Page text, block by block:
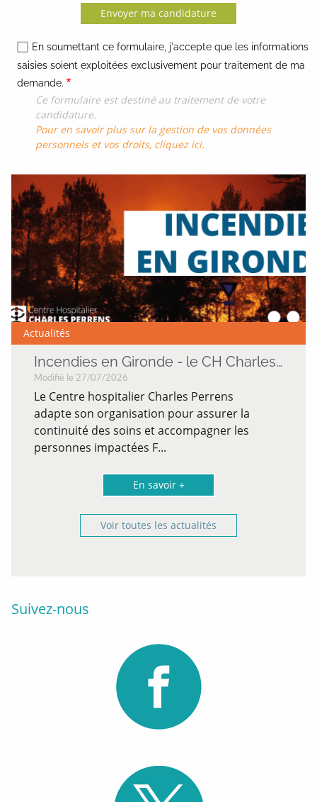
Envoyer ma candidature
En soumettant ce formulaire, j'accepte que les informations
saisies soient exploitées exclusivement pour traitement de ma
demande.
Ce formulaire est destiné au traitement de votre
candidature.
Pour en savoir plus sur la gestion de vos données
personnels et vos droits, cliquez ici.
Actualités
Incendies en Gironde - le CH Charles Perrens mobilisé
Modifié le 27/07/2026
Le Centre hospitalier Charles Perrens
adapte son organisation pour assurer la
continuité des soins et accompagner les
personnes impactées F...
En savoir +
Voir toutes les actualités
Suivez-nous